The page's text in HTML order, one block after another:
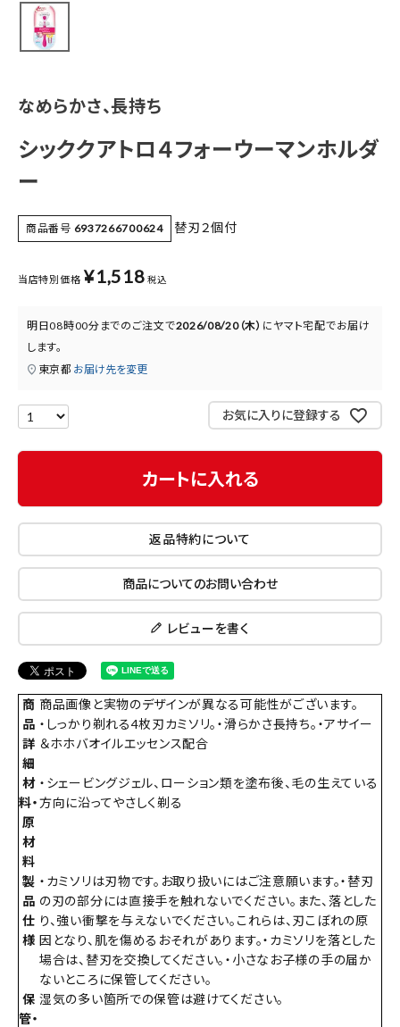
雑貨
インフォメーション
特定商取引法について
お問い合わせ
なめらかさ、長持ち
シッククアトロ４フォーウーマンホルダ
ー
商品番号 6937266700624 替刃２個付
当店特別価格 ¥1,518 税込
明日08時00分 までのご注文で2026/08/20（木） に ヤマト宅配でお届け
します。
東京都 お届け先を変更
お気に入りに登録する
カートに入れる
返品特約について
商品についてのお問い合わせ
レビューを書く
商
品
詳
細
商品画像と実物のデザインが異なる可能性がございます。
・しっかり剃れる4枚刃カミソリ。・滑らかさ長持ち。・アサイー
＆ホホバオイルエッセンス配合
材
料・
原
材
料
・シェービングジェル、ローション類を塗布後、毛の生えている
方向に沿ってやさしく剃る
製
品
仕
様
・カミソリは刃物です。お取り扱いにはご注意願います。・替刃
の刃の部分には直接手を触れないでください。また、落とした
り、強い衝撃を与えないでください。これらは、刃こぼれの原
因となり、肌を傷めるおそれがあります。・カミソリを落とした
場合は、替刃を交換してください。・小さなお子様の手の届か
ないところに保管してください。
保
管・
湿気の多い箇所での保管は避けてください。